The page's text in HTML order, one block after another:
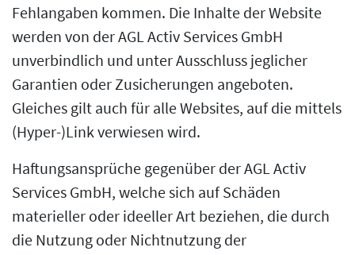
Fehlangaben kommen. Die Inhalte der Website
werden von der AGL Activ Services GmbH
unverbindlich und unter Ausschluss jeglicher
Garantien oder Zusicherungen angeboten.
Gleiches gilt auch für alle Websites, auf die mittels
(Hyper-)Link verwiesen wird.
Haftungsansprüche gegenüber der AGL Activ
Services GmbH, welche sich auf Schäden
materieller oder ideeller Art beziehen, die durch
die Nutzung oder Nichtnutzung der